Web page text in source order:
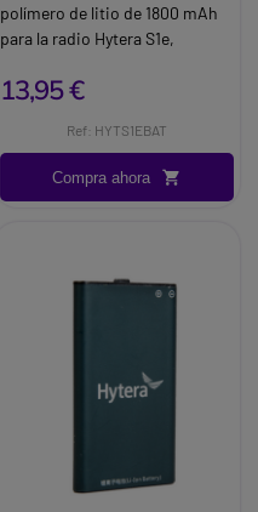
polímero de litio de 1800 mAh
para la radio Hytera S1e,
autonomía y garantizar la
comunicaciones profesionales.
13,95 €
Ref: HYTS1EBAT
Compra ahora